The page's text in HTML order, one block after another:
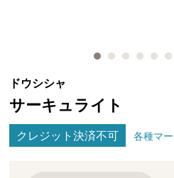
ドウシシャ
サーキュライト
クレジット決済不可 各種マ